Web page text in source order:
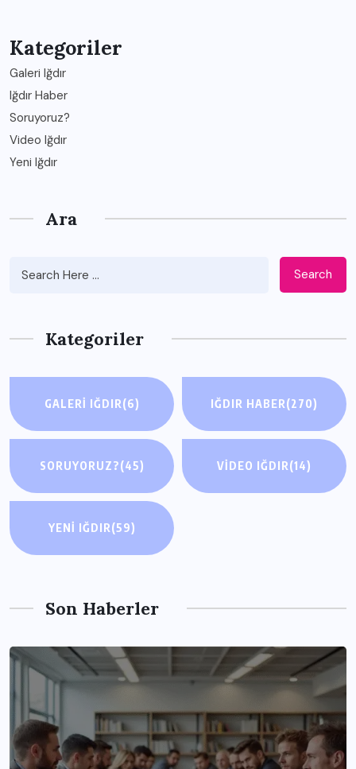
Kategoriler
Galeri Iğdır
Iğdır Haber
Soruyoruz?
Video Iğdır
Yeni Iğdır
Ara
Search
Kategoriler
GALERI IĞDIR(6) IĞDIR HABER(270)
SORUYORUZ?(45) VIDEO IĞDIR(14)
YENI IĞDIR(59)
Son Haberler